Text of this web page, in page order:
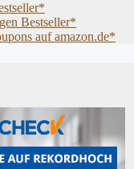
Bestseller*
auf amazon.de*